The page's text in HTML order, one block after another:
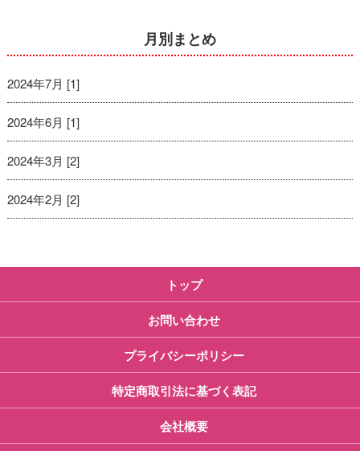
月別まとめ
2024年7月 [1]
2024年6月 [1]
2024年3月 [2]
2024年2月 [2]
トップ
お問い合わせ
プライバシーポリシー
特定商取引法に基づく表記
会社概要